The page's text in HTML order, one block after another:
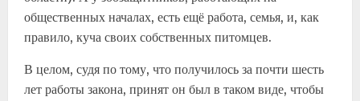
общественных началах, есть ещё работа, семья, и, как
правило, куча своих собственных питомцев.
В целом, судя по тому, что получилось за почти шесть
лет работы закона, принят он был в таком виде, чтобы